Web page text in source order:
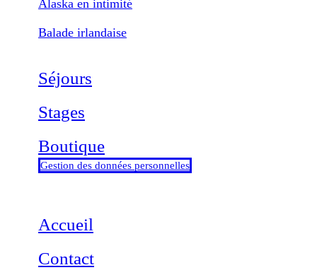
Alaska en intimité
Balade irlandaise
Séjours
Stages
Boutique
Gestion des données personnelles
Accueil
Contact